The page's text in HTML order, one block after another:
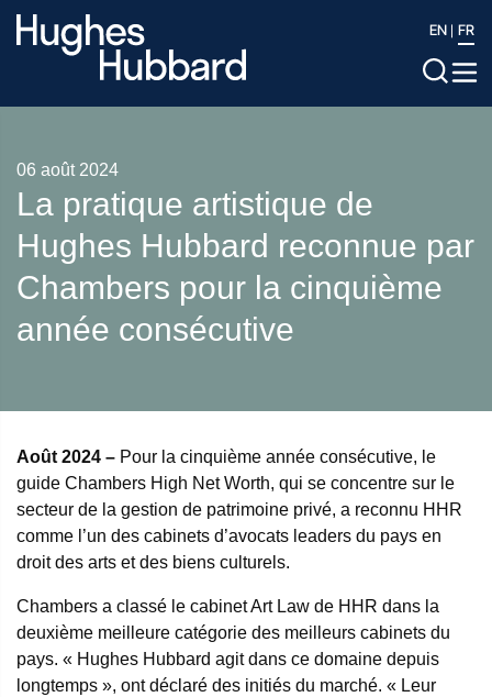
EN FR
06 août 2024
La pratique artistique de
Hughes Hubbard reconnue par
Chambers pour la cinquième
année consécutive
Août 2024 – Pour la cinquième année consécutive, le
guide Chambers High Net Worth, qui se concentre sur le
secteur de la gestion de patrimoine privé, a reconnu HHR
comme l’un des cabinets d’avocats leaders du pays en
droit des arts et des biens culturels.
Chambers a classé le cabinet Art Law de HHR dans la
deuxième meilleure catégorie des meilleurs cabinets du
pays. « Hughes Hubbard agit dans ce domaine depuis
longtemps », ont déclaré des initiés du marché. « Leur